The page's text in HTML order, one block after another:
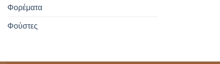
Φορέματα
Φούστες